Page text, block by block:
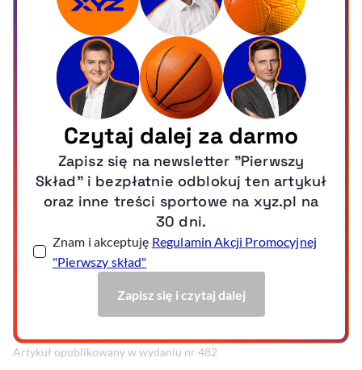
Artykuł opublikowany w wydaniu nr 482